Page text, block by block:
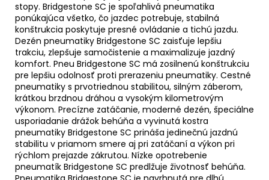
stopy. Bridgestone SC je spoľahlivá pneumatika
ponúkajúca všetko, čo jazdec potrebuje, stabilná
konštrukcia poskytuje presné ovládanie a tichú jazdu.
Dezén pneumatiky Bridgestone SC zaisťuje lepšiu
trakciu, zlepšuje samočistenie a maximalizuje jazdný
komfort. Pneu Bridgestone SC má zosilnenú konštrukciu
pre lepšiu odolnosť proti prerazeniu pneumatiky. Cestné
pneumatiky s prvotriednou stabilitou, silným záberom,
krátkou brzdnou dráhou a vysokým kilometrovým
výkonom. Precízne zatáčanie, moderné dezén, špeciálne
usporiadanie drážok behúňa a vyvinutá kostra
pneumatiky Bridgestone SC prináša jedinečnú jazdnú
stabilitu v priamom smere aj pri zatáčaní a výkon pri
rýchlom prejazde zákrutou. Nízke opotrebenie
pneumatík Bridgestone SC predlžuje životnosť behúňa.